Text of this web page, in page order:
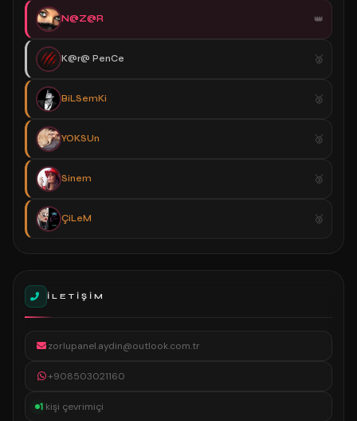
N@Z@R
K@r@ PenCe
BiLSemKi
YOKSUn
Sinem
ÇiLeM
İLETIŞIM
zorlupanel.aydin@outlook.com.tr
+908503021160
1 kişi çevrimiçi